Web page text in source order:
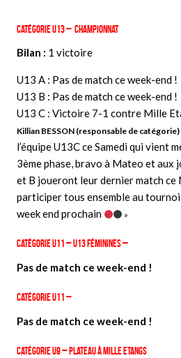
Catégorie U13 – Championnat
Bilan : 1 victoire
U13 A : Pas de match ce week-end !
U13 B : Pas de match ce week-end !
U13 C : Victoire 7-1 contre Mille
Killian BESSON (responsable de catégorie)
l’équipe U13C ce Samedi qui vient
3ème phase, bravo à Mateo et aux
et B joueront leur dernier match ce
participer tous ensemble au
week end prochain
»
Catégorie U11 – U13 Féminines –
Pas de match ce week-end !
Catégorie U11 –
Pas de match ce week-end !
Catégorie U9 – Plateau à Mille Etangs